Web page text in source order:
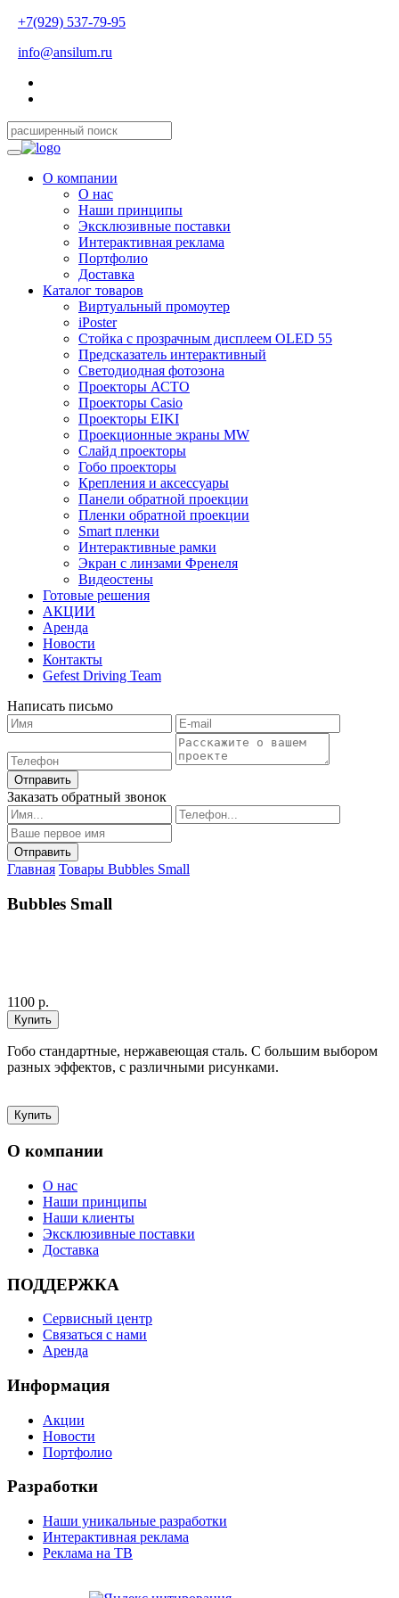
+7(929) 537-79-95
info@ansilum.ru
О компании
О нас
Наши принципы
Эксклюзивные поставки
Интерактивная реклама
Портфолио
Доставка
Каталог товаров
Виртуальный промоутер
iPoster
Стойка с прозрачным дисплеем OLED 55
Предсказатель интерактивный
Светодиодная фотозона
Проекторы АСТО
Проекторы Casio
Проекторы EIKI
Проекционные экраны MW
Слайд проекторы
Гобо проекторы
Крепления и аксессуары
Панели обратной проекции
Пленки обратной проекции
Smart пленки
Интерактивные рамки
Экран с линзами Френеля
Видеостены
Готовые решения
АКЦИИ
Аренда
Новости
Контакты
Gefest Driving Team
Написать письмо
Отправить
Заказать обратный звонок
Главная Товары Bubbles Small
Bubbles Small
1100 р.
Гобо стандартные, нержавеющая сталь. С большим выбором
разных эффектов, с различными рисунками.
О компании
О нас
Наши принципы
Наши клиенты
Эксклюзивные поставки
Доставка
ПОДДЕРЖКА
Сервисный центр
Связаться с нами
Аренда
Информация
Акции
Новости
Портфолио
Разработки
Наши уникальные разработки
Интерактивная реклама
Реклама на ТВ